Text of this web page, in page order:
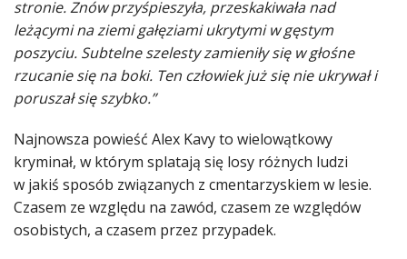
stronie. Znów przyśpieszyła, przeskakiwała nad
leżącymi na ziemi gałęziami ukrytymi w gęstym
poszyciu. Subtelne szelesty zamieniły się w głośne
rzucanie się na boki. Ten człowiek już się nie ukrywał i
poruszał się szybko.”
Najnowsza powieść Alex Kavy to wielowątkowy
kryminał, w którym splatają się losy różnych ludzi
w jakiś sposób związanych z cmentarzyskiem w lesie.
Czasem ze względu na zawód, czasem ze względów
osobistych, a czasem przez przypadek.